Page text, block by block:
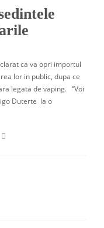
ca va opri importul
lor in public, dupa ce
legata de vaping. “Voi
Duterte la o